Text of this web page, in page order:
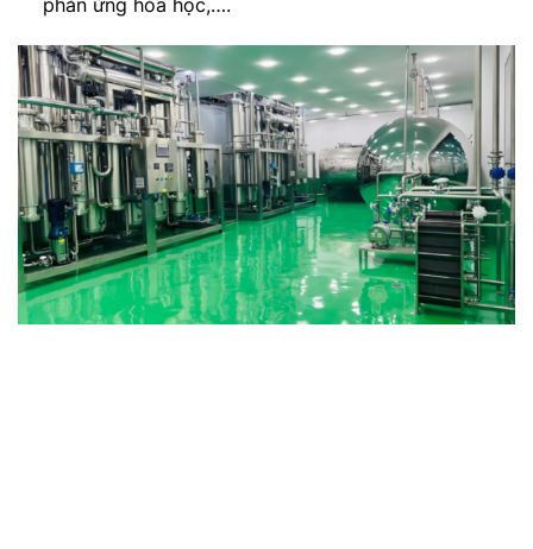
phản ứng hóa học,….